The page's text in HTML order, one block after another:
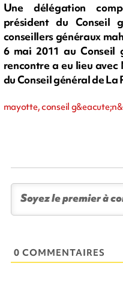
Une délégation
président du Conseil
conseillers généraux
6 mai 2011 au Conseil
rencontre a eu lieu
du Conseil général de La
mayotte, conseil
0 COMMENTAIRES